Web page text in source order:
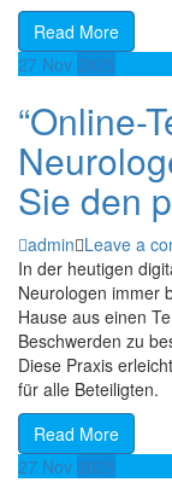
Read More
27 Nov 2025
“Online-
Sie den
admin Leave a
In der heutigen
Neurologen immer
Hause aus einen
Beschwerden zu
Diese Praxis
für alle Beteiligten.
Read More
27 Nov 2025